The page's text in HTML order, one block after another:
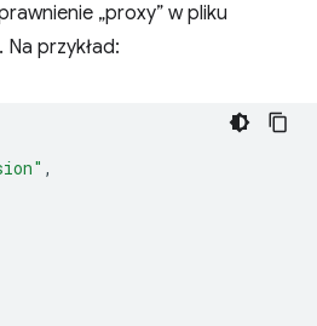
„proxy” w pliku
. Na przykład:
,